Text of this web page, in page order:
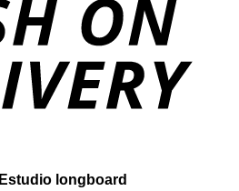
Estudio longboard